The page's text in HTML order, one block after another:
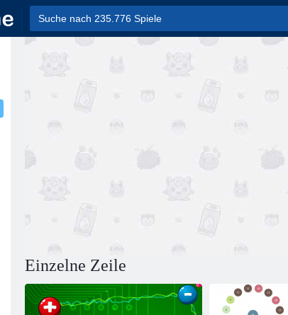
Einzelne Zeile